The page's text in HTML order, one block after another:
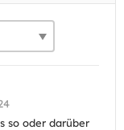
so oder darüber